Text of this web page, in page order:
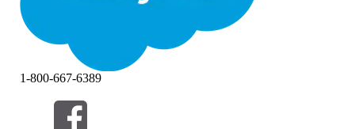
篩選條件： (0)
1-800-667-6389